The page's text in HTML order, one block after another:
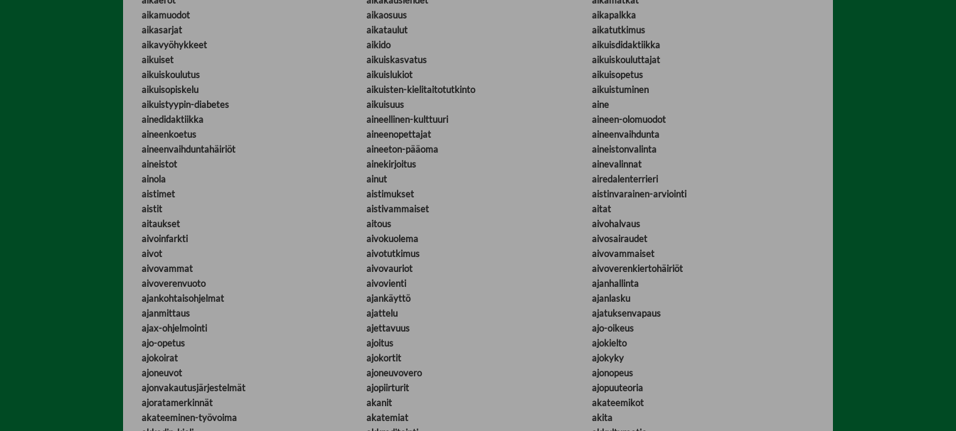
aikamuodot
aikaosuus
aikapalkka
aikasarjat
aikataulut
aikatutkimus
aikavyöhykkeet
aikido
aikuisdidaktiikka
aikuiset
aikuiskasvatus
aikuiskouluttajat
aikuiskoulutus
aikuislukiot
aikuisopetus
aikuisopiskelu
aikuisten-kielitaitotutkinto
aikuistuminen
aikuistyypin-diabetes
aikuisuus
aine
ainedidaktiikka
aineellinen-kulttuuri
aineen-olomuodot
aineenkoetus
aineenopettajat
aineenvaihdunta
aineenvaihduntahäiriöt
aineeton-pääoma
aineistonvalinta
aineistot
ainekirjoitus
ainevalinnat
ainola
ainut
airedalenterrieri
aistimet
aistimukset
aistinvarainen-arviointi
aistit
aistivammaiset
aitat
aitaukset
aitous
aivohalvaus
aivoinfarkti
aivokuolema
aivosairaudet
aivot
aivotutkimus
aivovammaiset
aivovammat
aivovauriot
aivoverenkiertohäiriöt
aivoverenvuoto
aivovienti
ajanhallinta
ajankohtaisohjelmat
ajankäyttö
ajanlasku
ajanmittaus
ajattelu
ajatuksenvapaus
ajax-ohjelmointi
ajettavuus
ajo-oikeus
ajo-opetus
ajoitus
ajokielto
ajokoirat
ajokortit
ajokyky
ajoneuvot
ajoneuvovero
ajonopeus
ajonvakautusjärjestelmät
ajopiirturit
ajopuuteoria
ajoratamerkinnät
akanit
akateemikot
akateeminen-työvoima
akatemiat
akita